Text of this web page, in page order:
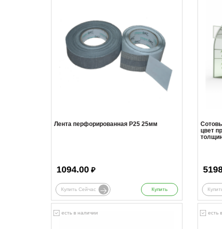
Лента перфорированная Р25 25мм
1094.00 ₽
Купить Сейчас Купить
цвет
есть в наличии есть